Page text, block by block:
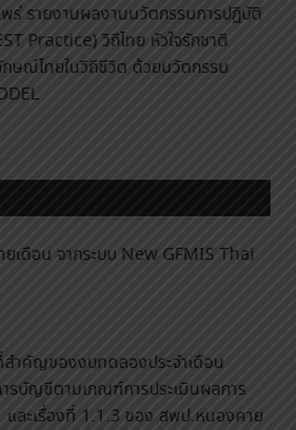
พร่ รายงานผลงานนวัตกรรมการปฏิบัติ
Practice) วิถีไทย หัวใจรักชาติ
กษณ์ไทยในวิถีชีวิต ด้วยนวัตกรรม
เดือน จากระบบ New GFMIS Thai
สำคัญของงบทดลองประจำเดือน
รบัญชีตามเกณฑ์การประเมินผลการ
ละเรื่องที่ 1.1.3 ของ สพป.หนองคาย